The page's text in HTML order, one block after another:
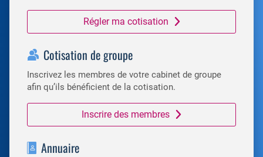
Régler ma cotisation
Cotisation de groupe
Inscrivez les membres de votre cabinet de groupe
afin qu’ils bénéficient de la cotisation.
Inscrire des membres
Annuaire